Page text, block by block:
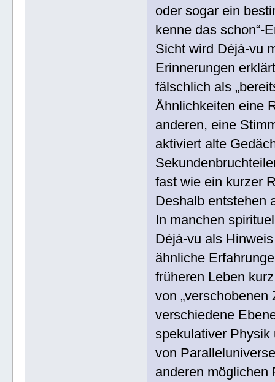
oder sogar ein
kenne das schon“-
Sicht wird Déjà-vu
Erinnerungen
fälschlich als
Ähnlichkeiten eine
anderen, eine
aktiviert alte
fast wie ein kurzer
Deshalb entstehen
In manchen
Déjà-vu als
ähnliche
früheren Leben
von „verschobenen
verschiedene
spekulativer
von
anderen möglichen